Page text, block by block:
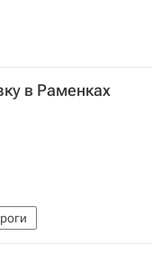
в Раменках